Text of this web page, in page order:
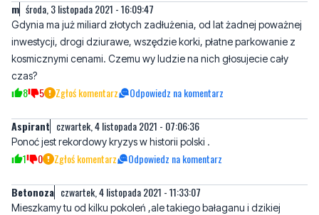
m środa, 3 listopada 2021 - 16:09:47
Gdynia ma już miliard złotych zadłużenia, od lat żadnej poważnej
inwestycji, drogi dziurawe, wszędzie korki, płatne parkowanie z
kosmicznymi cenami. Czemu wy ludzie na nich głosujecie cały
czas?
8 5 Zgłoś komentarz Odpowiedz na komentarz
Aspirant czwartek, 4 listopada 2021 - 07:06:36
Ponoć jest rekordowy kryzys w historii polski .
1 0 Zgłoś komentarz Odpowiedz na komentarz
Betonoza czwartek, 4 listopada 2021 - 11:33:07
Mieszkamy tu od kilku pokoleń ,ale takiego bałaganu i dzikiej